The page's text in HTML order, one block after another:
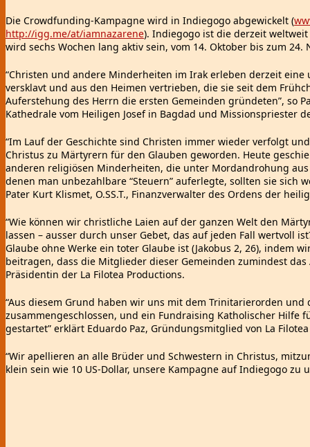
Die Crowdfunding-Kampagne wird in Indiegogo abgewickelt (
http://igg.me/at/iamnazarene). Indiegogo ist die derzeit
wird sechs Wochen lang aktiv sein, vom 14. Oktober bis zum 24.
“Christen und andere Minderheiten im Irak erleben derzeit
versklavt und aus den Heimen vertrieben, die sie seit dem
Auferstehung des Herrn die ersten Gemeinden gründeten”, so
Kathedrale vom Heiligen Josef in Bagdad und Missionspriester
“Im Lauf der Geschichte sind Christen immer wieder verfolgt
Christus zu Märtyrern für den Glauben geworden. Heute
anderen religiösen Minderheiten, die unter Mordandrohung
denen man unbezahlbare “Steuern” auferlegte, sollten sie sich
Pater Kurt Klismet, O.SS.T., Finanzverwalter des Ordens der
“Wie können wir christliche Laien auf der ganzen Welt den
lassen – ausser durch unser Gebet, das auf jeden Fall wertvoll
Glaube ohne Werke ein toter Glaube ist (Jakobus 2, 26), indem
beitragen, dass die Mitglieder dieser Gemeinden zumindest
Präsidentin der La Filotea Productions.
“Aus diesem Grund haben wir uns mit dem Trinitarierorden
zusammengeschlossen, und ein Fundraising Katholischer
gestartet” erklärt Eduardo Paz, Gründungsmitglied von La
“Wir apellieren an alle Brüder und Schwestern in Christus,
klein sein wie 10 US-Dollar, unsere Kampagne auf Indiegogo zu